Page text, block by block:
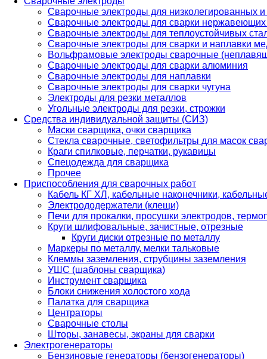
Сварочные электроды для низколегированных и
Сварочные электроды для сварки
Сварочные электроды для теплоустойчивых
Сварочные электроды для сварки и наплавки
Вольфрамовые электроды сварочные
Сварочные электроды для сварки алюминия
Сварочные электроды для наплавки
Сварочные электроды для сварки чугуна
Электроды для резки металлов
Угольные электроды для резки, строжки
Средства индивидуальной защиты (СИЗ)
Маски сварщика, очки сварщика
Стекла сварочные, светофильтры для масок
Краги спилковые, перчатки, рукавицы
Спецодежда для сварщика
Прочее
Приспособления для сварочных работ
Кабель КГ ХЛ, кабельные наконечники,
Электрододержатели (клещи)
Печи для прокалки, просушки электродов,
Круги шлифовальные, зачистные, отрезные
Круги диски отрезные по металлу
Маркеры по металлу, мелки тальковые
Клеммы заземления, струбцины заземления
УШС (шаблоны сварщика)
Инструмент сварщика
Блоки снижения холостого хода
Палатка для сварщика
Центраторы
Сварочные столы
Шторы, занавесы, экраны для сварки
Электрогенераторы
Бензиновые генераторы (бензогенераторы)